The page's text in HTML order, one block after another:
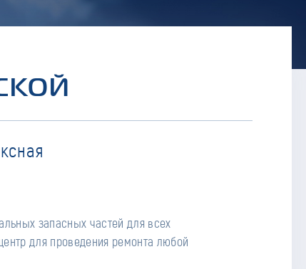
запасных частей для всех
для проведения ремонта любой